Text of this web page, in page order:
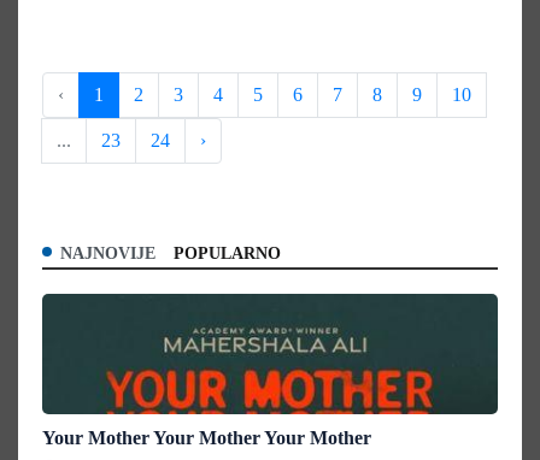
‹ 1 2 3 4 5 6 7 8 9 10
... 23 24 ›
NAJNOVIJE POPULARNO
Your Mother Your Mother Your Mother